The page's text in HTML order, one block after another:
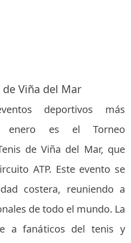
de Viña del Mar
deportivos más
enero es el Torneo
de Viña del Mar, que
ATP. Este evento se
costera, reuniendo a
de todo el mundo. La
a fanáticos del tenis y